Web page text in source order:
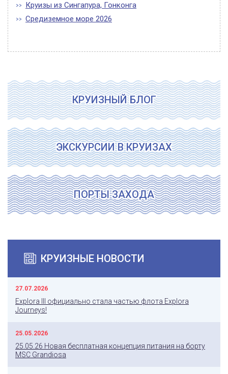
Круизы из Сингапура, Гонконга
Средиземное море 2026
КРУИЗНЫЙ БЛОГ
ЭКСКУРСИИ В КРУИЗАХ
ПОРТЫ ЗАХОДА
КРУИЗНЫЕ НОВОСТИ
27.07.2026
Explora III официально стала частью флота Explora
Journeys!
25.05.2026
25.05.26 Новая бесплатная концепция питания на борту
MSC Grandiosa